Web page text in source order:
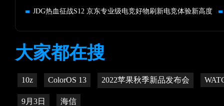
JDG热血征战S12 京东专业级电竞好物刷新电竞体验新高度
大家都在搜
10z ColorOS 13 2022苹果秋季新品发布会
9月3日 海信